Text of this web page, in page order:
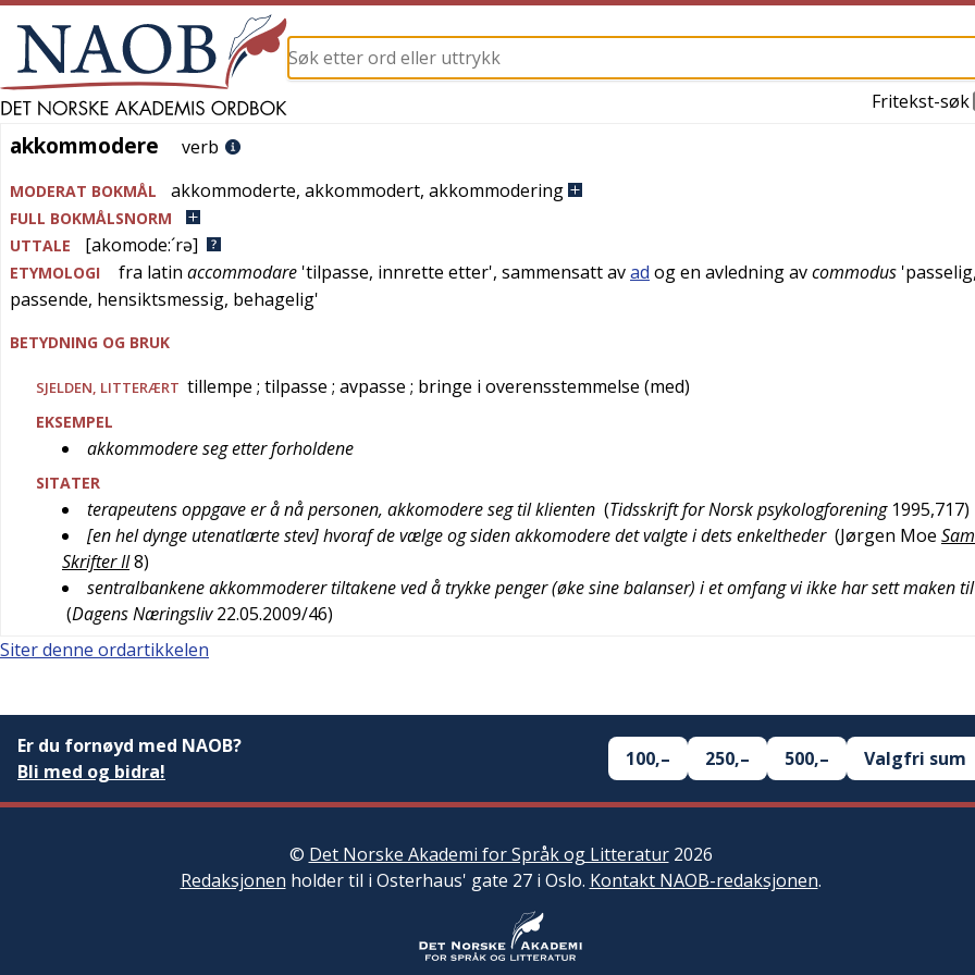
Fritekst-søk
akkommodere
akkommodere verb
MODERAT BOKMÅL akkommoderte, akkommodert, akkommodering
FULL BOKMÅLSNORM
UTTALE
[akomode:´rə]
ETYMOLOGI fra latin accommodare 'tilpasse, innrette etter', sammensatt avad og en avledning avcommodus '
passende, hensiktsmessig, behagelig'
BETYDNING OG BRUK
SJELDEN LITTERÆRT tillempe ; tilpasse ; avpasse ; bringe i overensstemmelse (med)
EKSEMPEL
akkommodere seg etter forholdene
SITATER
terapeutens oppgave er å nå personen, akkomodere seg til klienten (Tidsskrift for Norsk psykologforening 1995,717)
[en hel dynge utenatlærte stev] hvoraf de vælge og siden akkomodere det valgte i dets enkeltheder (Jørgen Moe
Skrifter II8)
sentralbankene akkommoderer tiltakene ved å trykke penger (øke sine balanser) i et omfang vi ikke har sett maken til
(Dagens Næringsliv 22.05.2009/46)
Siter denne ordartikkelen
Er du fornøyd med NAOB?
Bli med og bidra!
100,– 250,– 500,– Valgfri sum
© Det Norske Akademi for Språk og Litteratur2026
Redaksjonen holder til i Osterhaus' gate 27 i Oslo. Kontakt NAOB-redaksjonen.